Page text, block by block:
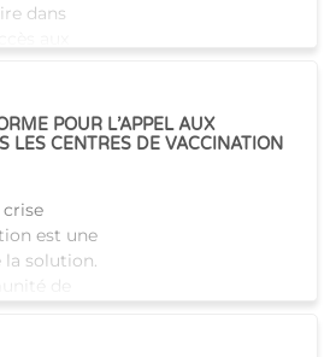
dans
le
POUR L’APPEL AUX
LES CENTRES DE VACCINATION
est une
la solution.
de
soit